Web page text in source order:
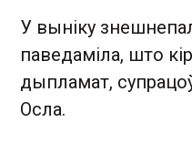
У выніку
паведаміла, што
дыпламат,
Осла.